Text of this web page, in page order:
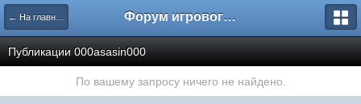
← На главную Форум игрового проекта Riverrise
Публикации 000asasin000
По вашему запросу ничего не найдено.